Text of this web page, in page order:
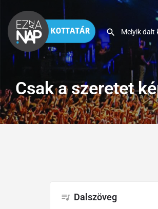
Csak a szeretet
Dalszöveg